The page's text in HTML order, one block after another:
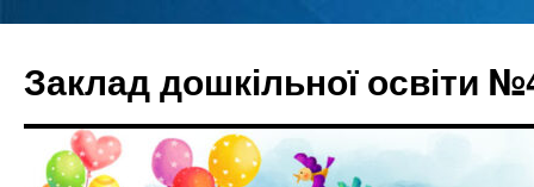
вмісту
Заклад дошкільної освіти